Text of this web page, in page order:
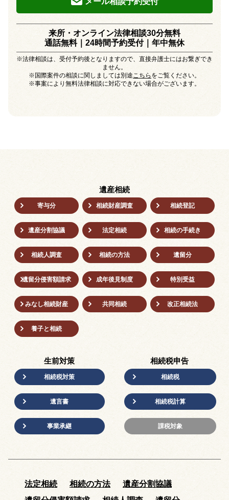
来所・オンライン法律相談30分無料
通話無料｜24時間予約受付｜年中無休
※法律相談は、受付予約後となりますので、直接弁護士にはお繋ぎでき
ません。
※国際案件の相談に関しましては別途こちら をご覧ください。
※事案により無料法律相談に対応できない場合がございます。
遺産相続
寄与分 相続財産調査 相続登記
遺産分割協議 法定相続 相続の⼿続き
相続人調査 相続の方法 遺留分
遺留分侵害額請求 成年後⾒制度 特別受益
みなし相続財産 共同相続 改正相続法
養子と相続
生前対策
相続税対策
遺言書
事業承継
相続税申告
相続税
相続税計算
課税対象
法定相続 相続の方法
遺産分割協議